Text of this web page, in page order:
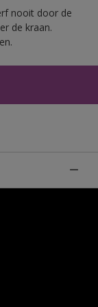
nooit door de
de kraan.